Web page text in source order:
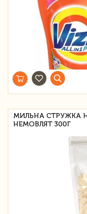
МИЛЬНА СТРУЖКА
НЕМОВЛЯТ 300Г